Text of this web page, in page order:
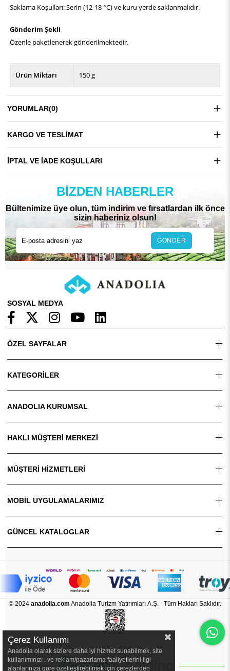
Saklama Koşulları: Serin (12-18 °C) ve kuru yerde saklanmalıdır.
Gönderim Şekli
Özenle paketlenerek gönderilmektedir.
Ürün Miktarı 150 g
YORUMLAR(0)
KARGO VE TESLIMAT
İPTAL VE İADE KOŞULLARI
BIZDEN HABERLER
Bültenimize üye olun, tüm indirim ve fırsatlardan ilk önce
sizin haberiniz olsun!
GÖNDER
SOSYAL MEDYA
ÖZEL SAYFALAR
KATEGORİLER
ANADOLIA KURUMSAL
HAKLI MÜŞTERİ MERKEZİ
MÜŞTERİ HİZMETLERİ
MOBİL UYGULAMALARIMIZ
GÜNCEL KATALOGLAR
© 2024 anadolia.com Anadolia Turizm Yatırımları A.Ş. - Tüm Hakları Saklıdır.
Çerez Kullanımı
Anadolia olarak sizlere daha iyi hizmet sunabilmek, site
kullanımınızı , ve reklam/pazarlama faaliyetlerini ilgi
alanlarınıza göre özelleştirebilmek için çerezlerden